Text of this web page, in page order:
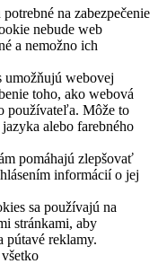
na zabezpečenie
nebude web
a nemožno ich
umožňujú webovej
toho, ako webová
používateľa. Môže to
alebo farebného
pomáhajú zlepšovať
informácií o jej
sa používajú na
stránkami, aby
pútavé reklamy.